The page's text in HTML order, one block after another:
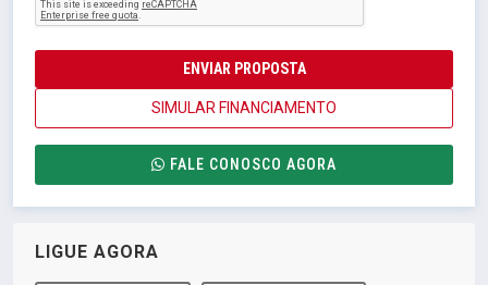
ENVIAR PROPOSTA
SIMULAR FINANCIAMENTO
FALE CONOSCO AGORA
LIGUE AGORA